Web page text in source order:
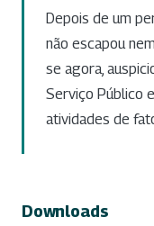
Depois de um
não escapou
se agora,
Serviço Público
atividades de
Downloads